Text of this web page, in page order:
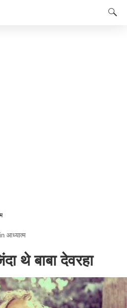
in आध्यात्म
थे बाबा देवरहा